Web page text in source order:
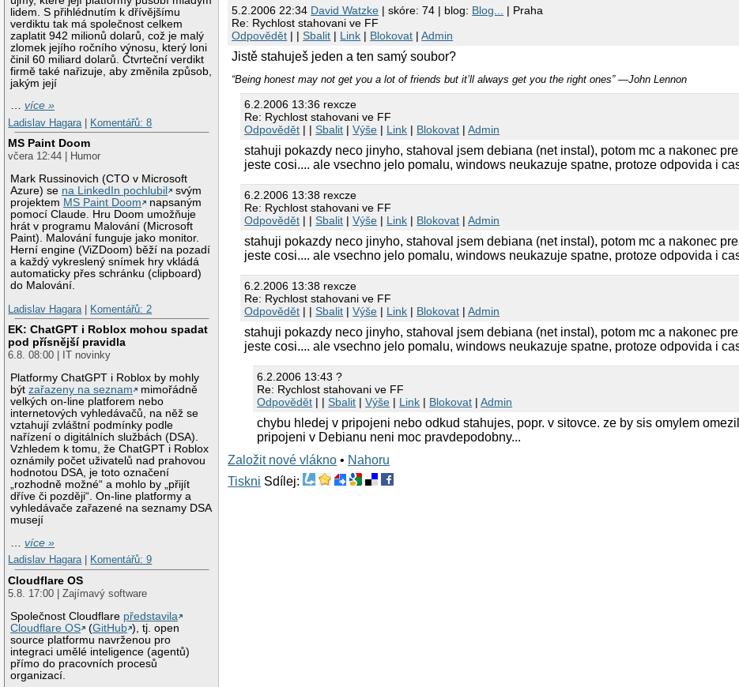
lidem. S přihlédnutím k dřívějšímu
verdiktu tak má společnost celkem
zaplatit 942 milionů dolarů, což je malý
zlomek jejího ročního výnosu, který loni
činil 60 miliard dolarů. Čtvrteční verdikt
firmě také nařizuje, aby změnila způsob,
jakým její
…více »
Ladislav Hagara
Komentářů: 8
MS Paint Doom
včera 12:44 | Humor
Mark Russinovich (CTO v Microsoft
Azure) se na LinkedIn pochlubil
svým
projektem MS Paint Doom
napsaným
pomocí Claude. Hru Doom umožňuje
hrát v programu Malování (Microsoft
Paint). Malování funguje jako monitor.
Herní engine (ViZDoom) běží na pozadí
a každý vykreslený snímek hry vkládá
automaticky přes schránku (clipboard)
do Malování.
Ladislav Hagara
Komentářů: 2
EK: ChatGPT i Roblox mohou spadat
pod přísnější pravidla
6.8. 08:00 | IT novinky
Platformy ChatGPT i Roblox by mohly
býtzařazeny na seznam
mimořádně
velkých on-line platforem nebo
internetových vyhledávačů, na něž se
vztahují zvláštní podmínky podle
nařízení o digitálních službách (DSA).
Vzhledem k tomu, že ChatGPT i Roblox
oznámily počet uživatelů nad prahovou
hodnotou DSA, je toto označení
„rozhodně možné“ a mohlo by „přijít
dříve či později“. On-line platformy a
vyhledávače zařazené na seznamy DSA
musejí
…více »
Ladislav Hagara| Komentářů: 9
Cloudflare OS
5.8. 17:00 | Zajímavý software
Společnost Cloudflare představila
Cloudflare OS
(GitHub ), tj. open
source platformu navrženou pro
integraci umělé inteligence (agentů)
přímo do pracovních procesů
organizací.
5.2.2006 22:34 David Watzke | skóre: 74 | blog: Blog...
| Praha
Re: Rychlost stahovani ve FF
Odpovědět | |Sbalit | Link | Blokovat |Admin
Jistě stahuješ jeden a ten samý soubor?
“Being honest may not get you a lot of friends but it’ll always get you the right ones” ―John Lennon
6.2.2006 13:36 rexcze
Re: Rychlost stahovani ve FF
Odpovědět | |Sbalit |Výše | Link | Blokovat |Admin
stahuji pokazdy neco jinyho, stahoval jsem debiana (net instal), potom mc a nakonec
jeste cosi.... ale vsechno jelo pomalu, windows neukazuje spatne, protoze odpovida i
6.2.2006 13:38 rexcze
Re: Rychlost stahovani ve FF
Odpovědět | |Sbalit |Výše | Link | Blokovat |Admin
stahuji pokazdy neco jinyho, stahoval jsem debiana (net instal), potom mc a nakonec
jeste cosi.... ale vsechno jelo pomalu, windows neukazuje spatne, protoze odpovida i
6.2.2006 13:38 rexcze
Re: Rychlost stahovani ve FF
Odpovědět | |Sbalit |Výše | Link | Blokovat |Admin
stahuji pokazdy neco jinyho, stahoval jsem debiana (net instal), potom mc a nakonec
jeste cosi.... ale vsechno jelo pomalu, windows neukazuje spatne, protoze odpovida i
6.2.2006 13:43 ?
Re: Rychlost stahovani ve FF
Odpovědět | |Sbalit |Výše | Link | Blokovat |Admin
chybu hledej v pripojeni nebo odkud stahujes, popr. v sitovce. ze by sis omylem
pripojeni v Debianu neni moc pravdepodobny...
Založit nové vlákno • Nahoru
Tiskni Sdílej: